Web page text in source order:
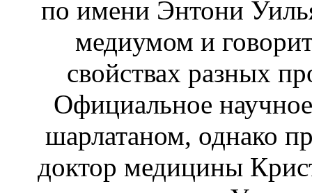
по имени Энтони
медиумом и
свойствах разных
Официальное
шарлатаном, однако
доктор медицины